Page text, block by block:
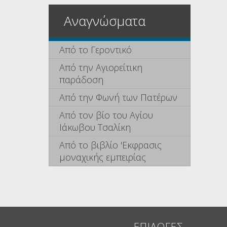
Αναγνώσματα
Από το Γεροντικό
Από την Αγιορείτικη
παράδοση
Από την Φωνή των Πατέρων
Από τον βίο του Αγίου
Ιάκωβου Τσαλίκη
Από το βιβλίο 'Εκφρασις
μοναχικής εμπειρίας